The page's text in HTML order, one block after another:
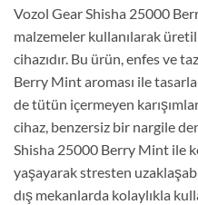
Vozol Gear Shisha 25000
malzemeler kullanılarak
cihazıdır. Bu ürün, enfes ve
Berry Mint aroması ile
de tütün içermeyen
cihaz, benzersiz bir nargile
Shisha 25000 Berry Mint ile
yaşayarak stresten
dış mekanlarda kolaylıkla